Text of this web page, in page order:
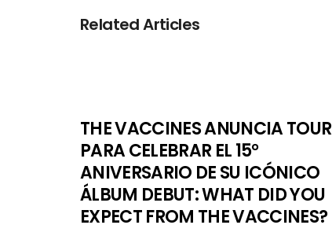
Related Articles
THE VACCINES ANUNCIA TOUR
PARA CELEBRAR EL 15°
ANIVERSARIO DE SU ICÓNICO
ÁLBUM DEBUT: WHAT DID YOU
EXPECT FROM THE VACCINES?